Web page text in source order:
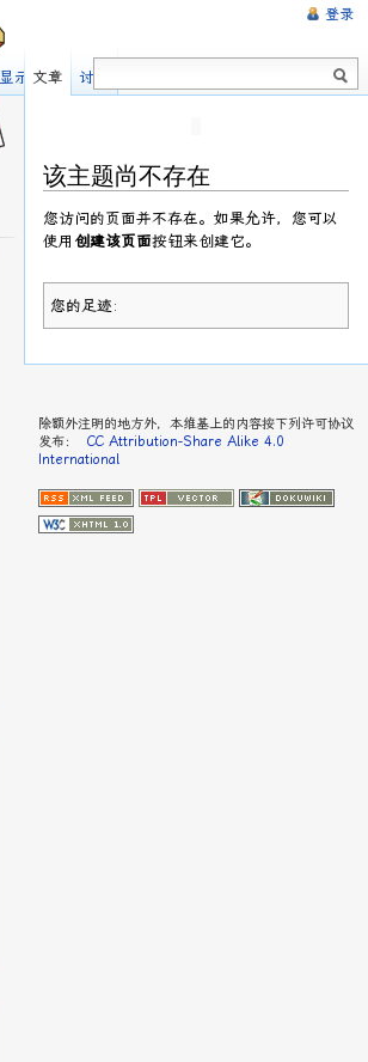
该主题尚不存在
您访问的页面并不存在。如果允许，您可以
使用 创建该页面按钮来创建它。
您的足迹:
登录
文章 讨论
显示源文件
除额外注明的地方外，本维基上的内容按下列许可协议
发布：
CC Attribution-Share Alike 4.0
International